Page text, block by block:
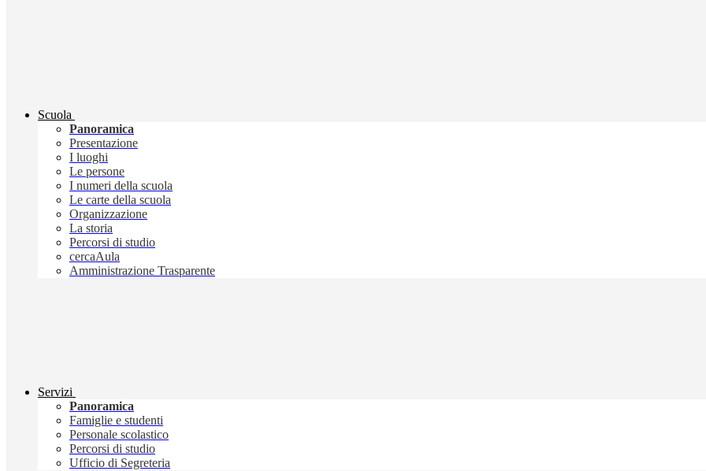
Scuola
Panoramica
Presentazione
I luoghi
Le persone
I numeri della scuola
Le carte della scuola
Organizzazione
La storia
Percorsi di studio
cercaAula
Amministrazione Trasparente
Servizi
Panoramica
Famiglie e studenti
Personale scolastico
Percorsi di studio
Ufficio di Segreteria